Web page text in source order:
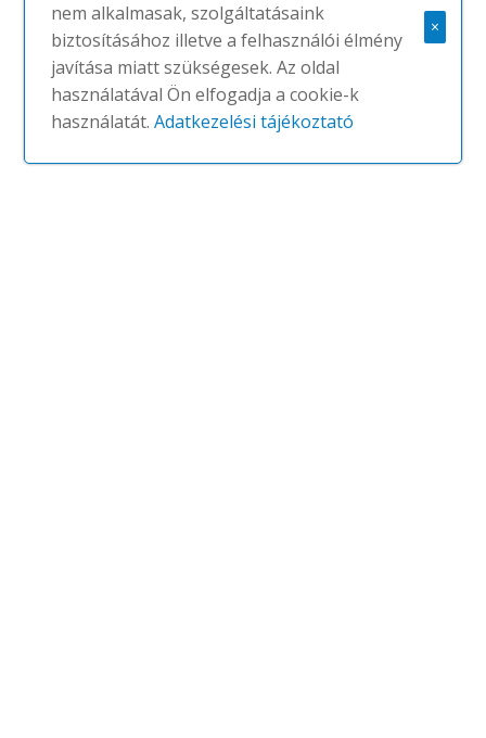
Koi-Booki
PEDRALI
nem alkalmasak, szolgáltatásaink
biztosításához illetve a felhasználói élmény
javítása miatt szükségesek. Az oldal
használatával Ön elfogadja a cookie-k
használatát.Adatkezelési tájékoztató
×